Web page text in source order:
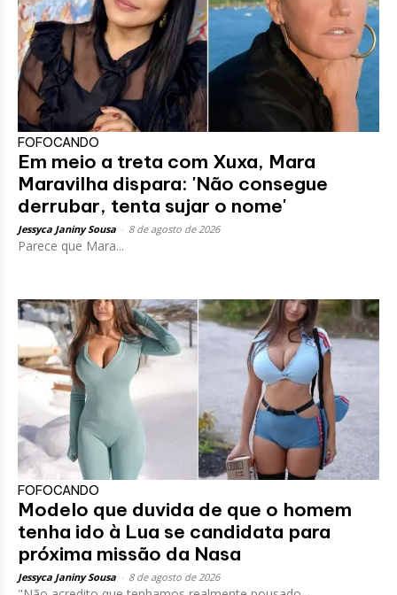
FOFOCANDO
Em meio a treta com Xuxa, Mara
Maravilha dispara: 'Não consegue
derrubar, tenta sujar o nome'
Jessyca Janiny Sousa 8 de agosto de 2026
Parece que Mara...
FOFOCANDO
Modelo que duvida de que o homem
tenha ido à Lua se candidata para
próxima missão da Nasa
Jessyca Janiny Sousa 8 de agosto de 2026